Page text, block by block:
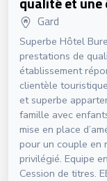
Gard
Superbe Hôtel
prestations de
établissement
clientèle
et superbe
famille avec
mise en place
pour un couple en
privilégié. Equipe
Cession de titres.